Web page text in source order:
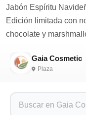
Gaia Cosmetic
Plaza
Jabón Espíritu
Edición limitada con
chocolate y
️ Vela Copos Dorados
Perfecta para crear